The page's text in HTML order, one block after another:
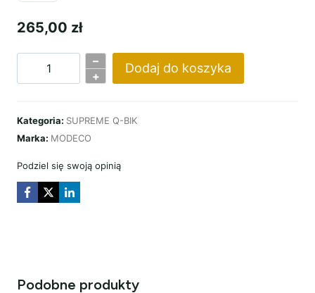
265,00 zł
TABACO
–
+
Dodaj do koszyka
Kategoria: SUPREME Q-BIK
Marka: MODECO
Podziel się swoją opinią
Podobne produkty